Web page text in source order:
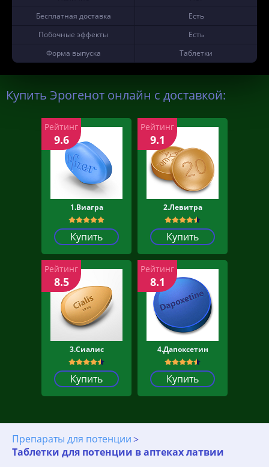
Бесплатная доставка
Есть
Побочные эффекты
Есть
Форма выпуска
Таблетки
Купить Эрогенот онлайн с доставкой:
1.Виагра
Купить
Рейтинг
9.6
2.Левитра
Купить
Рейтинг
9.1
3.Сиалис
Купить
Рейтинг
8.5
4.Дапоксетин
Купить
Рейтинг
8.1
Препараты для потенции
Таблетки для потенции в аптеках латвии